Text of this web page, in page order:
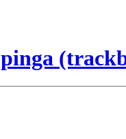
pinga